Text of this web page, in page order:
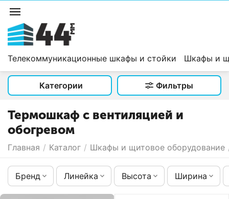
Телекоммуникационные шкафы и стойки Шкафы и
Категории Фильтры
Термошкаф с вентиляцией и
обогревом
Главная / Каталог / Шкафы и щитовое оборудование
Бренд Линейка Высота Ширина